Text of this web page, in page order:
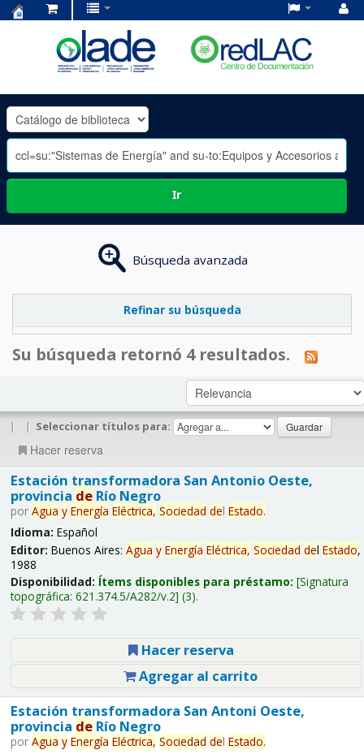
OLADE
-
Ir
Búsqueda avanzada
Refinar su búsqueda
Su búsqueda retornó 4 resultados.
| | Seleccionar títulos para:
Hacer reserva
Estación transformadora San Antonio Oeste,
provincia deRío Negro
por Agua y Energía Eléctrica, Sociedad del Estado.
Idioma: Español
Editor: Buenos Aires: Agua y Energía Eléctrica, Sociedad del Estado,
1988
Disponibilidad: Ítems disponibles para préstamo: Signatura
topográfica: 621.374.5/A282/v.2 (3).
Hacer reserva
Agregar al carrito
Estación transformadora San Antoni Oeste,
provincia deRío Negro
por Agua y Energía Eléctrica, Sociedad del Estado.